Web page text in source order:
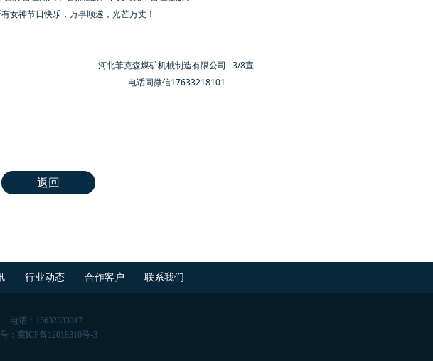
女神节日快乐，万事顺遂，光芒万丈！
制造有限公司 3/8宣
返回
行业动态 合作客户 联系我们
电话：15632333317
：冀ICP备12018310号-3